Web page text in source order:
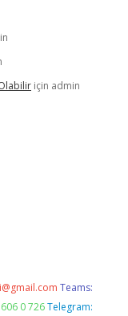
için admin
Teams:
0 726 Telegram: